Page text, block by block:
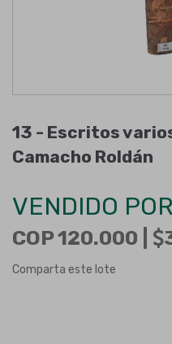
13 - Escritos
Camacho Roldán
VENDIDO POR
COP 120.000 |
Comparta este lote